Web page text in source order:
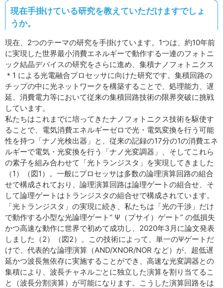
現在手掛けている研究を教えていただけますでしょ
うか。
現在、2つのテーマの研究を手掛けています。1つは、約10年前
に実現した世界最小消費エネルギーで動作する一連のフォトニ
ック結晶デバイスの研究をさらに進め、集積ナノフォトニクス
＊1 による光電融合プロセッサに向けた研究です。集積回路の
チップの中に光ネットワークを構築することで、処理能力、遅
延、消費電力等において従来の集積回路技術の限界突破に挑戦
しています。
私たちはこれまでに培ってきたナノフォトニクス技術を駆使す
ることで、電気消費エネルギーゼロで光・電気変換を行う可能
性を持つ「ナノ光検出器」と、従来の記録の17分の1の消費エネ
ルギーで電気・光変換を行う「ナノ光変調器」、そしてこれら
の素子を組み合わせて「光トランジスタ」を実現してきました
（1）（図1）。一般にプロセッサは多数の論理演算回路の組合
せで構成されており、論理演算回路は論理ゲートの組合せ、そ
して論理ゲートはトランジスタの組合せで構成されています。
「光トランジスタ」の実現に続き、私たちは「光の干渉」だけ
で動作する小型な光論理ゲート“ Ψ（プサイ）ゲート” の低損失
かつ高速な動作に世界で初めて成功し、2020年3月に論文発表
しました（2）（図2）。この技術によって、単一のΨゲートだ
けで、代表的な論理演算（AND/XNOR/NOR など）が、超低遅
延かつ波長無依存に実施することができ、高速な光変調器との
集積により、波長チャネルごとに独立した演算を割り当てるこ
と（波長分割演算）が可能になります。こうした演算回路をは